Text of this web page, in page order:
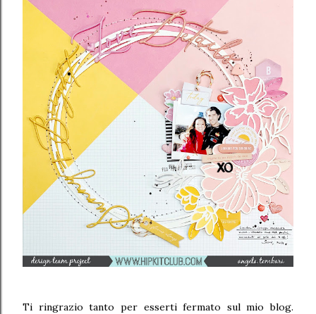
Ti ringrazio tanto per esserti fermato sul mio blog.